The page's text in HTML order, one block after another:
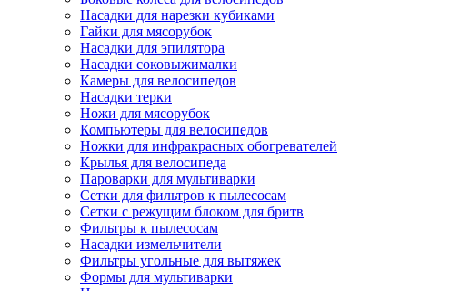
Насадки для нарезки кубиками
Гайки для мясорубок
Насадки для эпилятора
Насадки соковыжималки
Камеры для велосипедов
Насадки терки
Ножи для мясорубок
Компьютеры для велосипедов
Ножки для инфракрасных обогревателей
Крылья для велосипеда
Пароварки для мультиварки
Сетки для фильтров к пылесосам
Сетки с режущим блоком для бритв
Фильтры к пылесосам
Насадки измельчители
Фильтры угольные для вытяжек
Формы для мультиварки